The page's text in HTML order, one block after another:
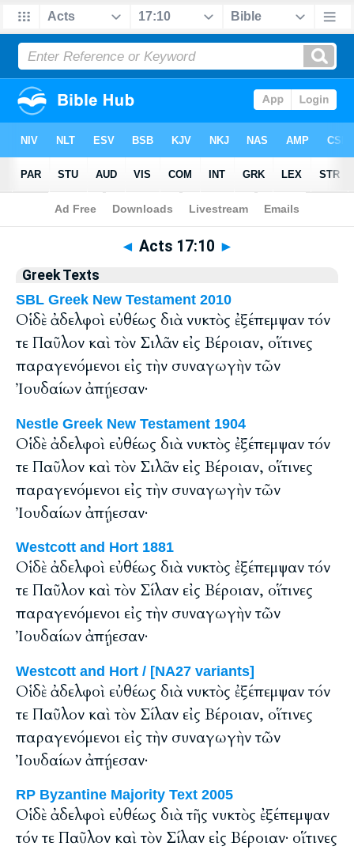
Bible >Greek > Acts 17:10
◄ Acts 17:10 ►
Greek Texts
SBL Greek New Testament 2010
Οἱ δὲ ἀδελφοὶ εὐθέως διὰ νυκτὸς ἐξέπεμψαν τόν
τε Παῦλον καὶ τὸν Σιλᾶν εἰς Βέροιαν, οἵτινες
παραγενόμενοι εἰς τὴν συναγωγὴν τῶν
Ἰουδαίων ἀπῄεσαν·
Nestle Greek New Testament 1904
Οἱ δὲ ἀδελφοὶ εὐθέως διὰ νυκτὸς ἐξέπεμψαν τόν
τε Παῦλον καὶ τὸν Σιλᾶν εἰς Βέροιαν, οἵτινες
παραγενόμενοι εἰς τὴν συναγωγὴν τῶν
Ἰουδαίων ἀπῄεσαν·
Westcott and Hort 1881
Οἱ δὲ ἀδελφοὶ εὐθέως διὰ νυκτὸς ἐξέπεμψαν τόν
τε Παῦλον καὶ τὸν Σίλαν εἰς Βέροιαν, οἵτινες
παραγενόμενοι εἰς τὴν συναγωγὴν τῶν
Ἰουδαίων ἀπῄεσαν·
Westcott and Hort / [NA27 variants]
Οἱ δὲ ἀδελφοὶ εὐθέως διὰ νυκτὸς ἐξέπεμψαν τόν
τε Παῦλον καὶ τὸν Σίλαν εἰς Βέροιαν, οἵτινες
παραγενόμενοι εἰς τὴν συναγωγὴν τῶν
Ἰουδαίων ἀπῄεσαν·
RP Byzantine Majority Text 2005
Οἱ δὲ ἀδελφοὶ εὐθέως διὰ τῆς νυκτὸς ἐξέπεμψαν
τόν τε Παῦλον καὶ τὸν Σίλαν εἰς Βέροιαν· οἵτινες